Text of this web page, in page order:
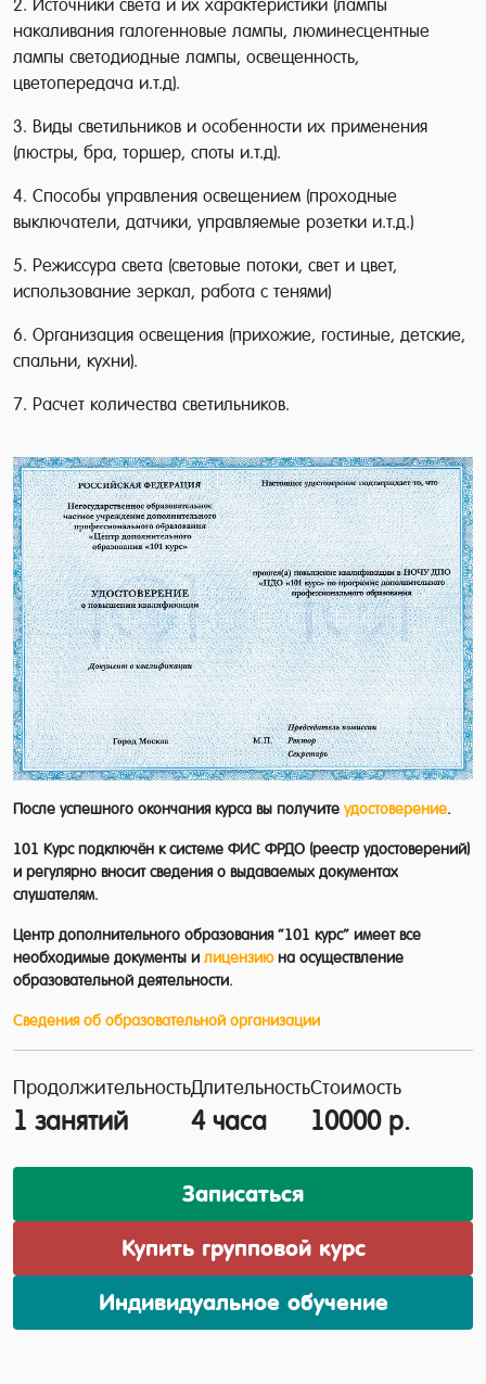
направленности.
Пройдя этот курс, вы будете знать об
освещении интерьера абсолютно всё, а
также получите сертификат об окончании
семинара "Освещение интерьера"!
Занятия на курсах «Освещение интерьера»
семинара время, назначаются по мере
2. Источники света и их характеристики (лампы
накаливания галогенновые лампы, люминесцентные
лампы светодиодные лампы, освещенность,
цветопередача и.т.д).
3. Виды светильников и особенности их применения
(люстры, бра, торшер, споты и.т.д).
4. Способы управления освещением (проходные
выключатели, датчики, управляемые розетки и.т.д.)
5. Режиссура света (световые потоки, свет и цвет,
использование зеркал, работа с тенями)
6. Организация освещения (прихожие, гостиные, детские,
спальни, кухни).
7. Расчет количества светильников.
После успешного окончания курса вы получите удостоверение.
101 Курс подключён к системе ФИС ФРДО (реестр удостоверений)
и регулярно вносит сведения о выдаваемых документах
слушателям.
Центр дополнительного образования “101 курс” имеет все
необходимые документы и лицензиюна осуществление
образовательной деятельности.
Сведения об образовательной организации
Продолжительность
1 занятий
Длительность
4 часа
Стоимость
10000 р.
Записаться
Купить групповой курс
Индивидуальное обучение